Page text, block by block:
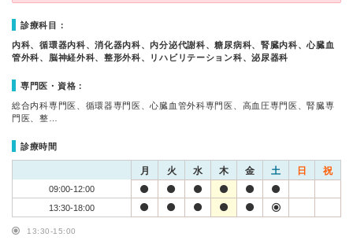
診療科目：
内科、循環器内科、消化器内科、内分泌代謝科、糖尿病科、腎臓内科、心臓血
管外科、脳神経外科、整形外科、リハビリテーション科、泌尿器科
専門医・資格：
総合内科専門医、循環器専門医、心臓血管外科専門医、高血圧専門医、腎臓専
門医、整…
診療時間
月 火 水 木 金 土 日 祝
09:00-12:00
13:30-18:00
13:30-15:00